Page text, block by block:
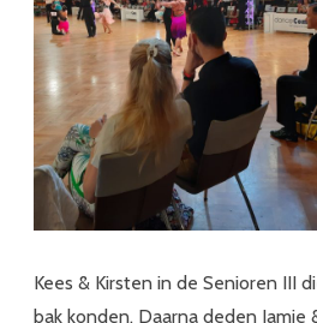
Kees & Kirsten in de Senioren III
bak konden. Daarna deden Jamie